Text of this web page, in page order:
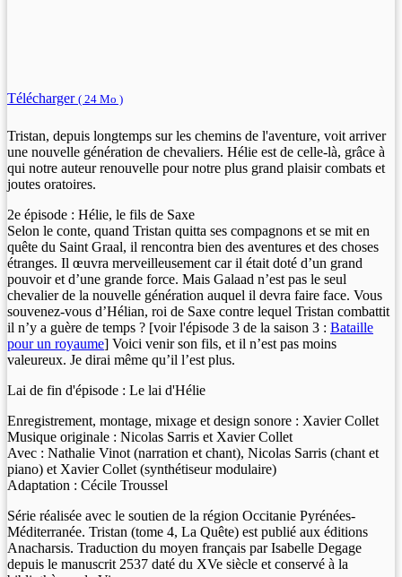
Télécharger ( 24 Mo )
Tristan, depuis longtemps sur les chemins de l'aventure, voit arriver
une nouvelle génération de chevaliers. Hélie est de celle-là, grâce à
qui notre auteur renouvelle pour notre plus grand plaisir combats et
joutes oratoires.
2e épisode : Hélie, le fils de Saxe
Selon le conte, quand Tristan quitta ses compagnons et se mit en
quête du Saint Graal, il rencontra bien des aventures et des choses
étranges. Il œuvra merveilleusement car il était doté d’un grand
pouvoir et d’une grande force. Mais Galaad n’est pas le seul
chevalier de la nouvelle génération auquel il devra faire face. Vous
souvenez-vous d’Hélian, roi de Saxe contre lequel Tristan combattit
il n’y a guère de temps ? [voir l'épisode 3 de la saison 3 : Bataille
pour un royaume] Voici venir son fils, et il n’est pas moins
valeureux. Je dirai même qu’il l’est plus.
Lai de fin d'épisode : Le lai d'Hélie
Enregistrement, montage, mixage et design sonore : Xavier Collet
Musique originale : Nicolas Sarris et Xavier Collet
Avec : Nathalie Vinot (narration et chant), Nicolas Sarris (chant et
piano) et Xavier Collet (synthétiseur modulaire)
Adaptation : Cécile Troussel
Série réalisée avec le soutien de la région Occitanie Pyrénées-
Méditerranée. Tristan (tome 4, La Quête) est publié aux éditions
Anacharsis. Traduction du moyen français par Isabelle Degage
depuis le manuscrit 2537 daté du XVe siècle et conservé à la